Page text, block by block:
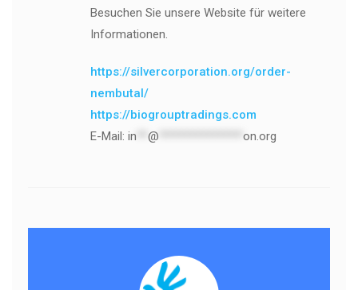
Besuchen Sie unsere Website für weitere
Informationen.
https://silvercorporation.org/order-
nembutal/
https://biogrouptradings.com
E-Mail: in @ on.org